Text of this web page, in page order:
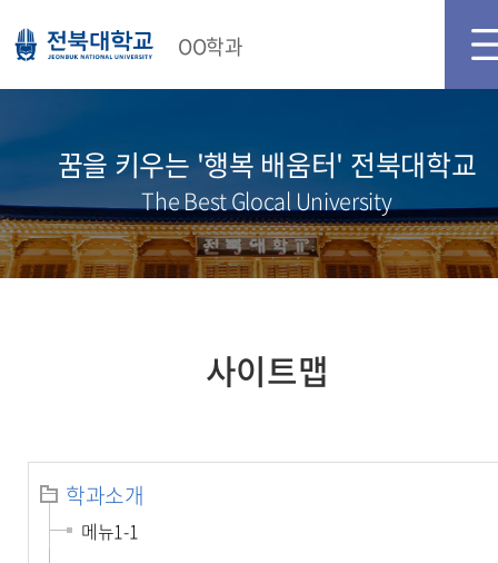
OO학과
꿈을 키우는 '행복 배움터' 전북대학교
The Best Glocal University
사이트맵
학과소개
메뉴1-1